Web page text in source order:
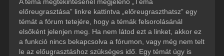
előreugrasztása” linkre kattintva „előreugraszthatsz” egy
témát a fórum tetejére, hogy a témák felsorolásánál
elsőként jelenjen meg. Ha nem látod ezt a linket, akkor ez
a funkció nincs bekapcsolva a fórumon, vagy még nem telt
le az előugrasztáshoz szükséges idő. Egy témát úgy is